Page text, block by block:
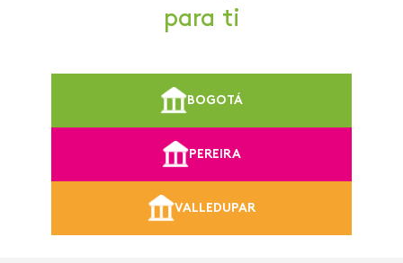
para ti
BOGOTÁ
PEREIRA
VALLEDUPAR